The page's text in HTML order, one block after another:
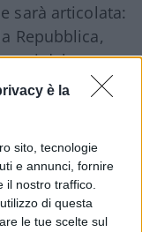
è la
sito, tecnologie
e annunci, fornire
il nostro traffico.
di questa
le tue scelte sul
sarà articolata:
Repubblica,
dal
dalla
non uno